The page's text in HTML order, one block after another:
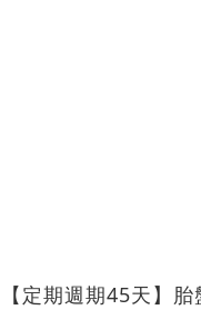
【定期週期45天】胎